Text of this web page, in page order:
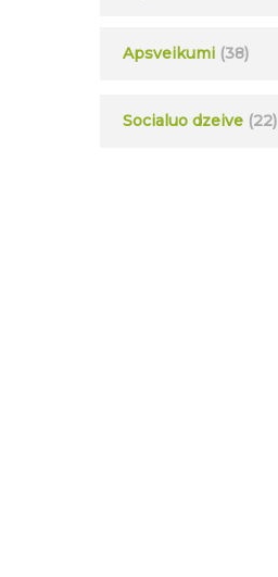
Apsveikumi(38)
Socialuo dzeive(22)